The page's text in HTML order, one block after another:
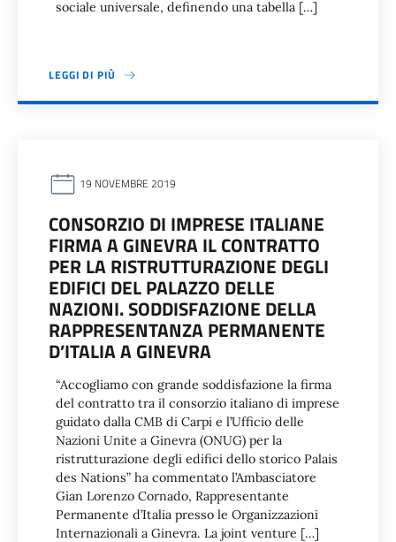
sociale universale, definendo una tabella […]
LEGGI DI PIÙ
19 NOVEMBRE 2019
CONSORZIO DI IMPRESE ITALIANE
FIRMA A GINEVRA IL CONTRATTO
PER LA RISTRUTTURAZIONE DEGLI
EDIFICI DEL PALAZZO DELLE
NAZIONI. SODDISFAZIONE DELLA
RAPPRESENTANZA PERMANENTE
D’ITALIA A GINEVRA
“Accogliamo con grande soddisfazione la firma
del contratto tra il consorzio italiano di imprese
guidato dalla CMB di Carpi e l’Ufficio delle
Nazioni Unite a Ginevra (ONUG) per la
ristrutturazione degli edifici dello storico Palais
des Nations” ha commentato l’Ambasciatore
Gian Lorenzo Cornado, Rappresentante
Permanente d’Italia presso le Organizzazioni
Internazionali a Ginevra. La joint venture […]